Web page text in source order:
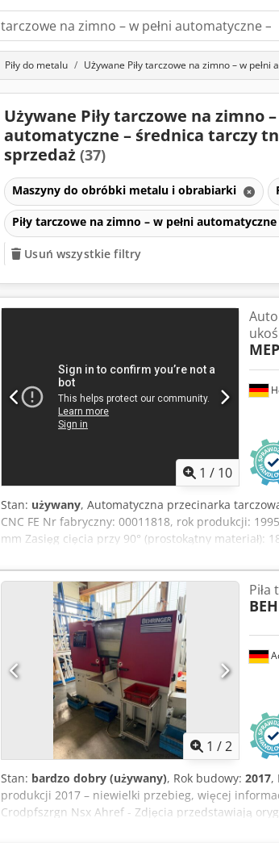
Piły do metalu Używane Piły tarczowe na zimno – w
Używane Piły tarczowe na zimno
automatyczne – średnica tarczy
sprzedaż (37)
Maszyny do obróbki metalu i obrabiarki
Piły tarczowe na zimno – w pełni
Usuń wszystkie filtry
1 / 10
MEP
Stan: używany, Automatyczna przecinarka
CNC FE Nr fabryczny: 00011818, rok produkcji:
mm Zasięg cięcia przy 90° (prostokątny materiał):
średnica 110 mm Zasięg cięcia przy 45°
materiał): średnica 90 mm Zasięg cięcia przy 30°
materiał): średnica 120 mm Zasięg cięcia
zacisku: 185 mm Średnica tarczy piły: 350 mm
Prędkość obrotowa tarczy piły: 15 / 30 / 45 i 90
Zużycie sprężonego powietrza: 6 bar - Sterowanie
odpowiednią liczbą sztuk ??? - Sterowanie CNC,
Hydrauliczno-pneumatyczne opuszczanie zespołu
Pneumatyczny docisk - Posuw szczękami z
Programowalny skok posuwu do 9999 mm - 2
w podstawie maszyny Wymiary (długość x
Stan dobry
1 /2
Stan: bardzo dobry (używany), Rok budowy: 2017,
produkcji 2017 – niewielki przebieg, więcej
Crodpfszrgn Nsx Ahref - Zdjęcia przedstawiają